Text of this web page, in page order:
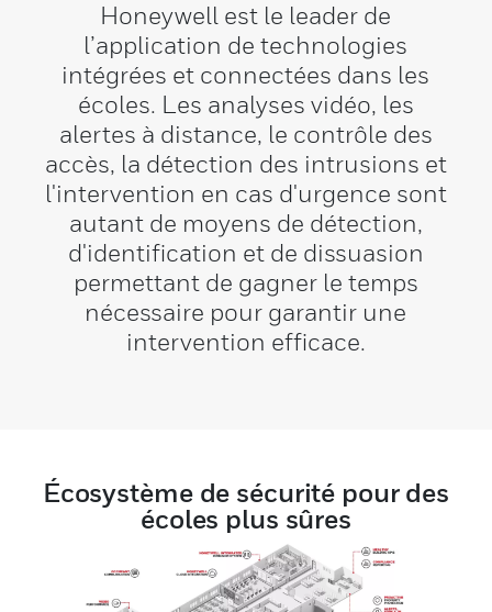
Honeywell est le leader de
l’application de technologies
intégrées et connectées dans les
écoles. Les analyses vidéo, les
alertes à distance, le contrôle des
accès, la détection des intrusions et
l'intervention en cas d'urgence sont
autant de moyens de détection,
d'identification et de dissuasion
permettant de gagner le temps
nécessaire pour garantir une
intervention efficace.
Écosystème de sécurité pour des
écoles plus sûres